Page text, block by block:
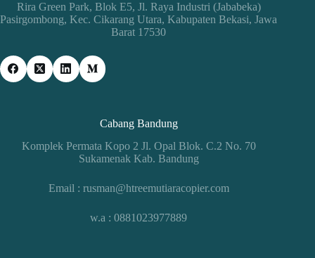
Rira Green Park, Blok E5, Jl. Raya Industri (Jababeka)
Pasirgombong, Kec. Cikarang Utara, Kabupaten Bekasi, Jawa
Barat 17530
Cabang Bandung
Komplek Permata Kopo 2 Jl. Opal Blok. C.2 No. 70
Sukamenak Kab. Bandung
Email : rusman@htreemutiaracopier.com
w.a : 0881023977889